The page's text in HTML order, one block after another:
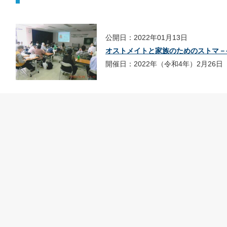
公開日：2022年01月13日
オストメイトと家族のためのストマ
開催日：2022年（令和4年）2月26日